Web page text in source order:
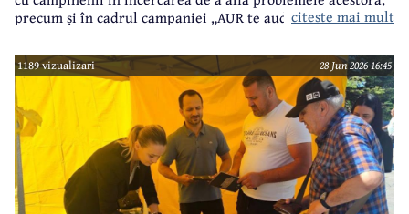
precum și în cadrul campaniei „AUR te aude”.citeste mai mult
1189 vizualizari 28 Jun 2026 16:45